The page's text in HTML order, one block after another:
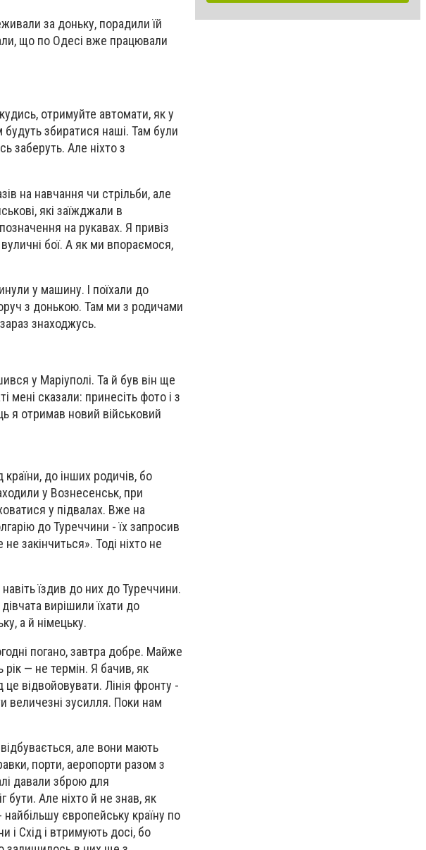
за доньку, порадили їй
що по Одесі вже працювали
отримуйте автомати, як у
збиратися наші. Там були
заберуть. Але ніхто з
на навчання чи стрільби, але
які заїжджали в
на рукавах. Я привіз
бої. А як ми впораємося,
у машину. І поїхали до
з донькою. Там ми з родичами
знаходжусь.
у Маріуполі. Та й був він ще
мені сказали: принесіть фото і з
я отримав новий військовий
до інших родичів, бо
у Вознесенськ, при
у підвалах. Вже на
до Туреччини - їх запросив
закінчиться». Тоді ніхто не
їздив до них до Туреччини.
вирішили їхати до
а й німецьку.
погано, завтра добре. Майже
рік — не термін. Я бачив, як
відвойовувати. Лінія фронту -
величезні зусилля. Поки нам
відбувається, але вони мають
порти, аеропорти разом з
давали зброю для
бути. Але ніхто й не знав, як
європейську країну по
і Схід і втримують досі, бо